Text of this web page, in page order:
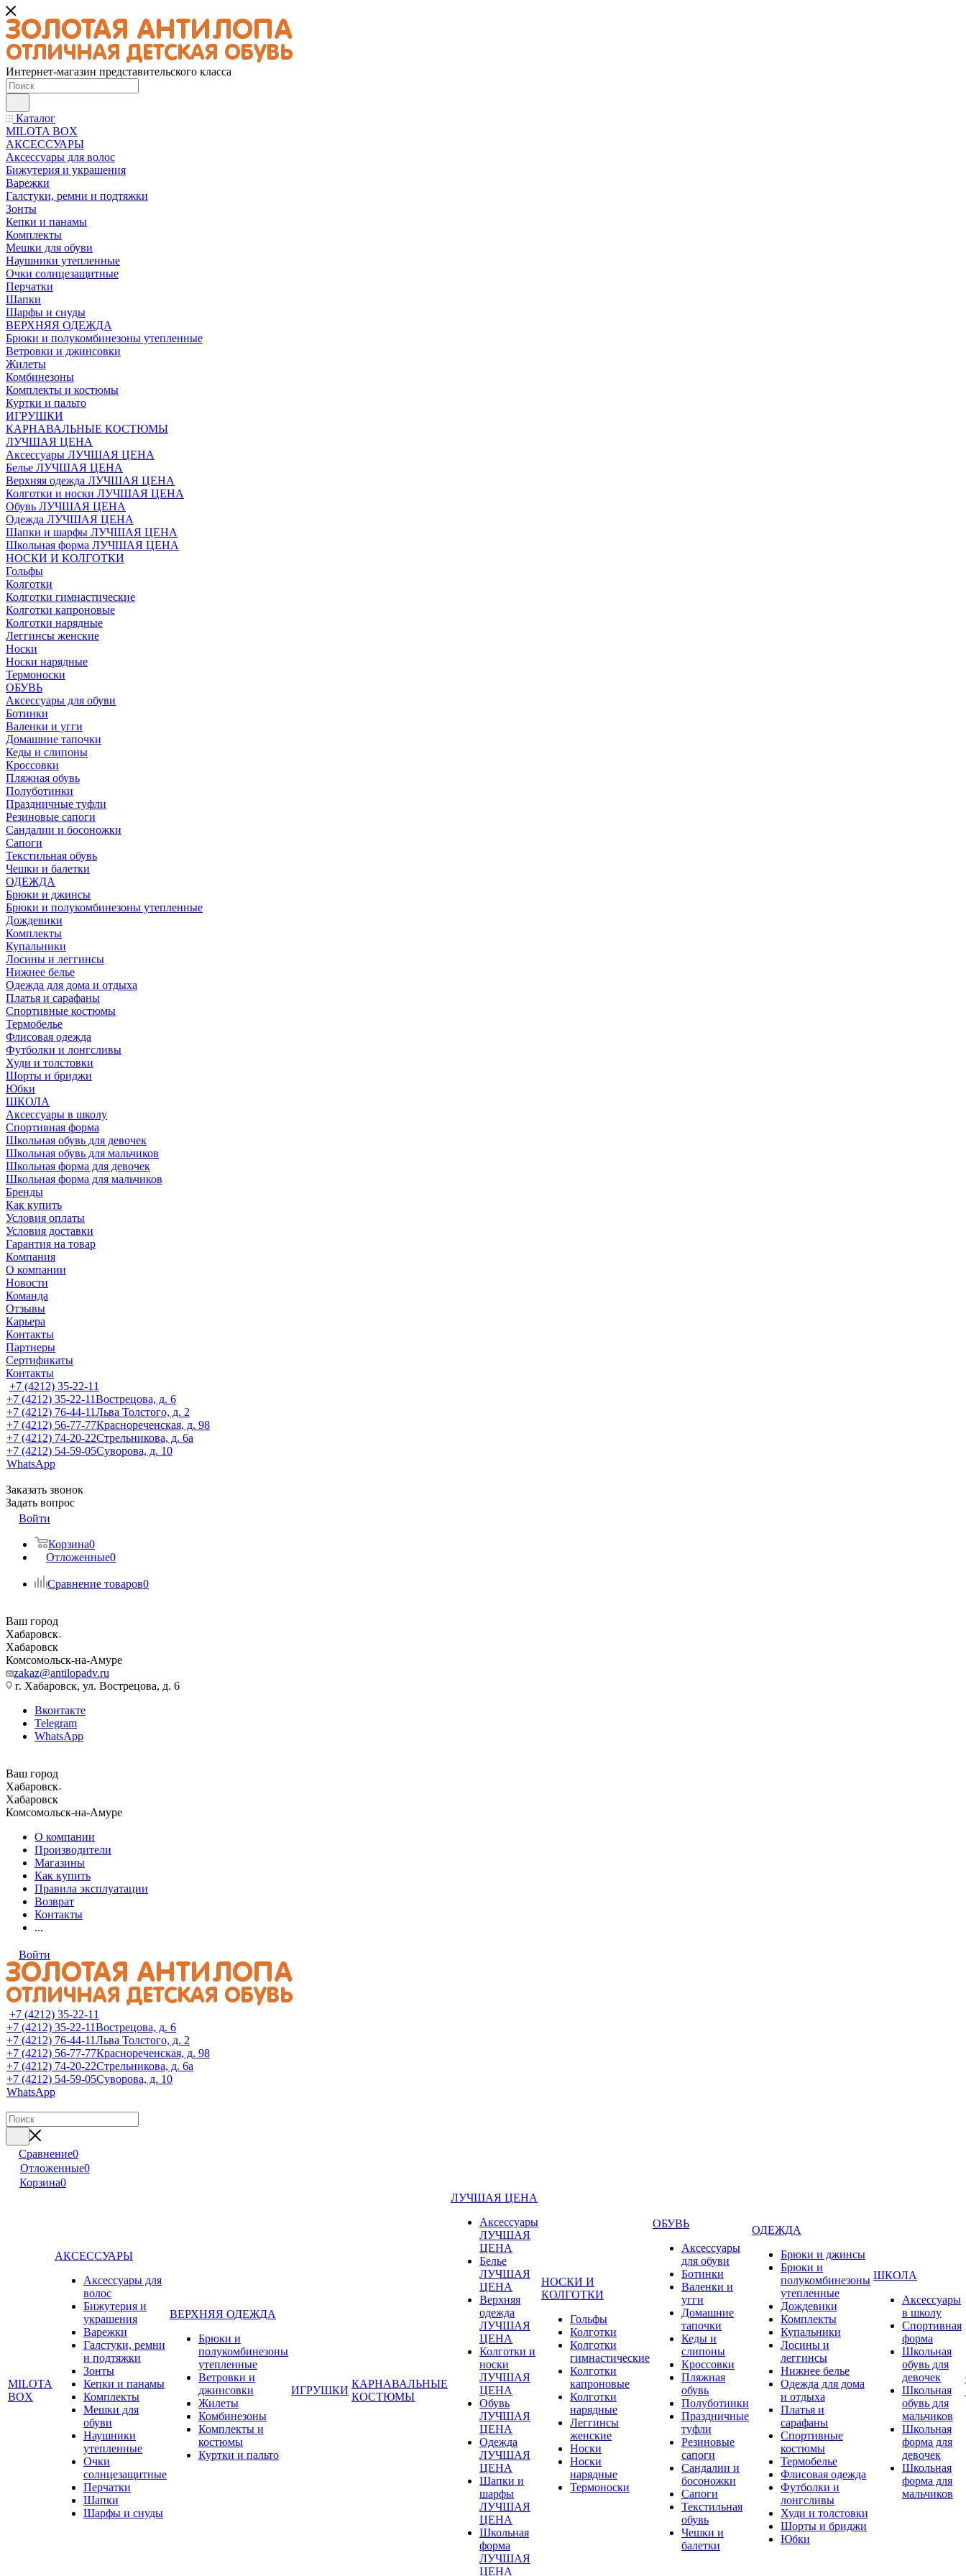
Интернет-магазин представительского класса
Каталог
MILOTA BOX
АКСЕССУАРЫ
Аксессуары для волос
Бижутерия и украшения
Варежки
Галстуки, ремни и подтяжки
Зонты
Кепки и панамы
Комплекты
Мешки для обуви
Наушники утепленные
Очки солнцезащитные
Перчатки
Шапки
Шарфы и снуды
ВЕРХНЯЯ ОДЕЖДА
Брюки и полукомбинезоны утепленные
Ветровки и джинсовки
Жилеты
Комбинезоны
Комплекты и костюмы
Куртки и пальто
ИГРУШКИ
КАРНАВАЛЬНЫЕ КОСТЮМЫ
ЛУЧШАЯ ЦЕНА
Аксессуары ЛУЧШАЯ ЦЕНА
Белье ЛУЧШАЯ ЦЕНА
Верхняя одежда ЛУЧШАЯ ЦЕНА
Колготки и носки ЛУЧШАЯ ЦЕНА
Обувь ЛУЧШАЯ ЦЕНА
Одежда ЛУЧШАЯ ЦЕНА
Шапки и шарфы ЛУЧШАЯ ЦЕНА
Школьная форма ЛУЧШАЯ ЦЕНА
НОСКИ И КОЛГОТКИ
Гольфы
Колготки
Колготки гимнастические
Колготки капроновые
Колготки нарядные
Леггинсы женские
Носки
Носки нарядные
Термоноски
ОБУВЬ
Аксессуары для обуви
Ботинки
Валенки и угги
Домашние тапочки
Кеды и слипоны
Кроссовки
Пляжная обувь
Полуботинки
Праздничные туфли
Резиновые сапоги
Сандалии и босоножки
Сапоги
Текстильная обувь
Чешки и балетки
ОДЕЖДА
Брюки и джинсы
Брюки и полукомбинезоны утепленные
Дождевики
Комплекты
Купальники
Лосины и леггинсы
Нижнее белье
Одежда для дома и отдыха
Платья и сарафаны
Спортивные костюмы
Термобелье
Флисовая одежда
Футболки и лонгсливы
Худи и толстовки
Шорты и бриджи
Юбки
ШКОЛА
Аксессуары в школу
Спортивная форма
Школьная обувь для девочек
Школьная обувь для мальчиков
Школьная форма для девочек
Школьная форма для мальчиков
Бренды
Как купить
Условия оплаты
Условия доставки
Гарантия на товар
Компания
О компании
Новости
Команда
Отзывы
Карьера
Контакты
Партнеры
Сертификаты
Контакты
+7 (4212) 35-22-11
+7 (4212) 35-22-11Вострецова, д. 6
+7 (4212) 76-44-11Льва Толстого, д. 2
+7 (4212) 56-77-77Краснореченская, д. 98
+7 (4212) 74-20-22Стрельникова, д. 6а
+7 (4212) 54-59-05Суворова, д. 10
WhatsApp
Заказать звонок
Задать вопрос
Войти
Корзина0
Отложенные0
Сравнение товаров0
Ваш город
Хабаровск
Хабаровск
Комсомольск-на-Амуре
zakaz@antilopadv.ru
г. Хабаровск, ул. Вострецова, д. 6
Вконтакте
Telegram
WhatsApp
Ваш город
Хабаровск
Хабаровск
Комсомольск-на-Амуре
О компании
Производители
Магазины
Как купить
Правила эксплуатации
Возврат
Контакты
...
Войти
+7 (4212) 35-22-11
+7 (4212) 35-22-11Вострецова, д. 6
+7 (4212) 76-44-11Льва Толстого, д. 2
+7 (4212) 56-77-77Краснореченская, д. 98
+7 (4212) 74-20-22Стрельникова, д. 6а
+7 (4212) 54-59-05Суворова, д. 10
WhatsApp
Сравнение0
Отложенные0
Корзина0
MILOTA
BOX
АКСЕССУАРЫ
Аксессуары для
волос
Бижутерия и
украшения
Варежки
Галстуки, ремни
и подтяжки
Зонты
Кепки и панамы
Комплекты
Мешки для
обуви
Наушники
утепленные
Очки
солнцезащитные
Перчатки
Шапки
Шарфы и снуды
ВЕРХНЯЯ ОДЕЖДА
Брюки и
полукомбинезоны
утепленные
Ветровки и
джинсовки
Жилеты
Комбинезоны
Комплекты и
костюмы
Куртки и пальто
ИГРУШКИ
КАРНАВАЛЬНЫЕ
КОСТЮМЫ
ЛУЧШАЯ ЦЕНА
Аксессуары
ЛУЧШАЯ
ЦЕНА
Белье
ЛУЧШАЯ
ЦЕНА
Верхняя
одежда
ЛУЧШАЯ
ЦЕНА
Колготки и
носки
ЛУЧШАЯ
ЦЕНА
Обувь
ЛУЧШАЯ
ЦЕНА
Одежда
ЛУЧШАЯ
ЦЕНА
Шапки и
шарфы
ЛУЧШАЯ
ЦЕНА
Школьная
форма
ЛУЧШАЯ
ЦЕНА
НОСКИ И
КОЛГОТКИ
Гольфы
Колготки
Колготки
гимнастические
Колготки
капроновые
Колготки
нарядные
Леггинсы
женские
Носки
Носки
нарядные
Термоноски
ОБУВЬ
Аксессуары
для обуви
Ботинки
Валенки и
угги
Домашние
тапочки
Кеды и
слипоны
Кроссовки
Пляжная
обувь
Полуботинки
Праздничные
туфли
Резиновые
сапоги
Сандалии и
босоножки
Сапоги
Текстильная
обувь
Чешки и
балетки
ОДЕЖДА
Брюки и джинсы
Брюки и
полукомбинезоны
утепленные
Дождевики
Комплекты
Купальники
Лосины и
леггинсы
Нижнее белье
Одежда для дома
и отдыха
Платья и
сарафаны
Спортивные
костюмы
Термобелье
Флисовая одежда
Футболки и
лонгсливы
Худи и толстовки
Шорты и бриджи
Юбки
ШКОЛА
Аксессуары
в школу
Спортивная
форма
Школьная
обувь для
девочек
Школьная
обувь для
мальчиков
Школьная
форма для
девочек
Школьная
форма для
мальчиков